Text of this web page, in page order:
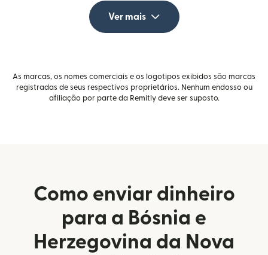
Ver mais
As marcas, os nomes comerciais e os logotipos exibidos são marcas
registradas de seus respectivos proprietários. Nenhum endosso ou
afiliação por parte da Remitly deve ser suposto.
Como enviar dinheiro
para a Bósnia e
Herzegovina da Nova